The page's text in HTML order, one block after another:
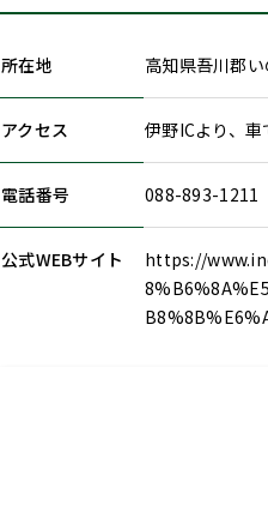
所在地 高知県吾川郡
アクセス 伊野ICより、
電話番号 088-893-1211
公式WEBサイト
https://